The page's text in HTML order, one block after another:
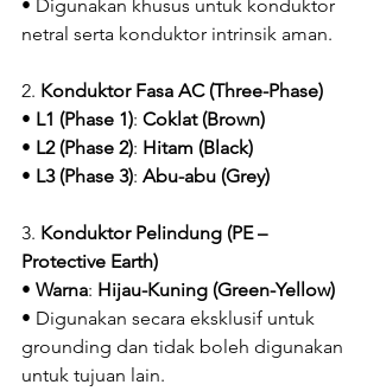
• Digunakan khusus untuk konduktor
netral serta konduktor intrinsik aman.
2. Konduktor Fasa AC (Three-Phase)
• L1 (Phase 1): Coklat (Brown)
• L2 (Phase 2): Hitam (Black)
• L3 (Phase 3): Abu-abu (Grey)
3. Konduktor Pelindung (PE –
Protective Earth)
• Warna: Hijau-Kuning (Green-Yellow)
• Digunakan secara eksklusif untuk
grounding dan tidak boleh digunakan
untuk tujuan lain.